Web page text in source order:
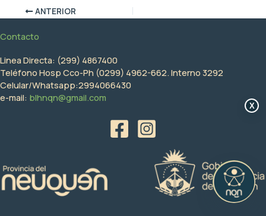
ANTERIOR
Contacto
Linea Directa: (299) 4867400
Teléfono Hosp Cco-Ph (0299) 4962-662. Interno 3292
Celular/Whatsapp:2994066430
e-mail: blhnqn@gmail.com
X